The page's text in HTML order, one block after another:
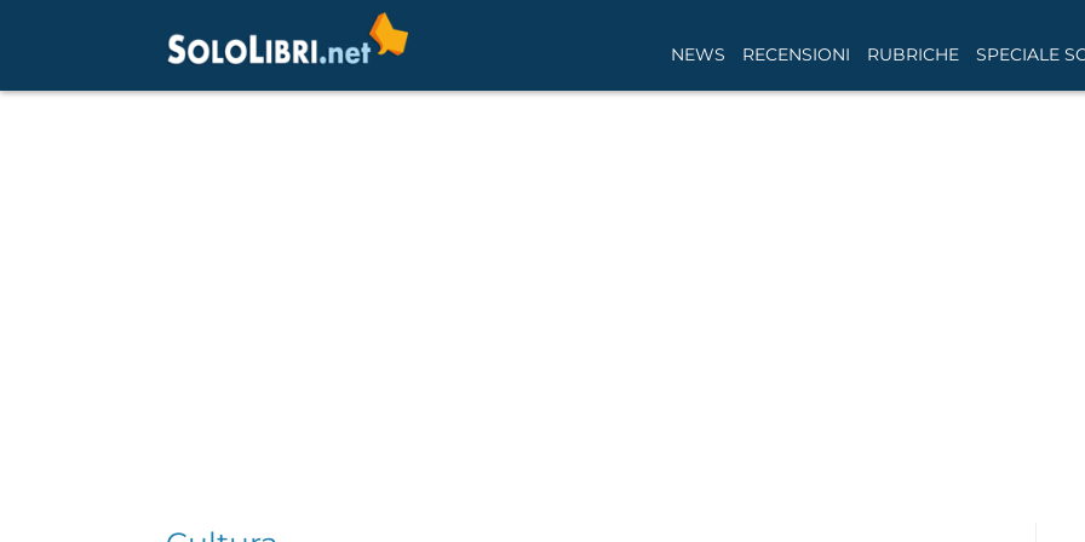
NEWS RECENSIONI RUBRICHE SPECIALE